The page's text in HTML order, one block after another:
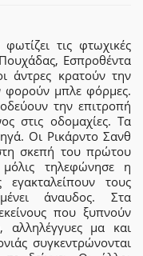
τις φτωχικές
Εσπροθέντα
άντρες κρατούν την
φορούν μπλε φόρμες.
την επιτροπή
στις οδομαχίες. Τα
Οι Ρικάρντο Σανθ
σκεπή του πρώτου
τηλεφώνησε η
τους
άναυδος. Στα
που ξυπνούν
αλληλέγγυες μα και
συγκεντρώνονται